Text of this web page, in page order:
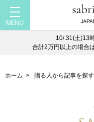
10/ 31(土)13
合計2万円以上の場合
ホーム > 贈る人から記事を探す